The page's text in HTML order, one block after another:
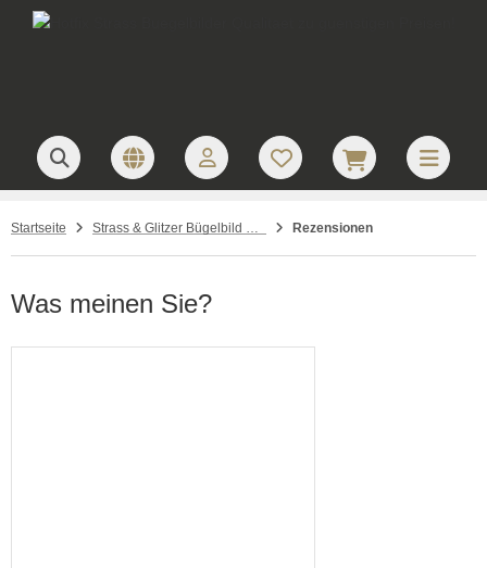
Startseite Strass & Glitzer Bügelbild Pferd freier Galopp – Hotfix Applikation 111225 Rezensionen
Was meinen Sie?